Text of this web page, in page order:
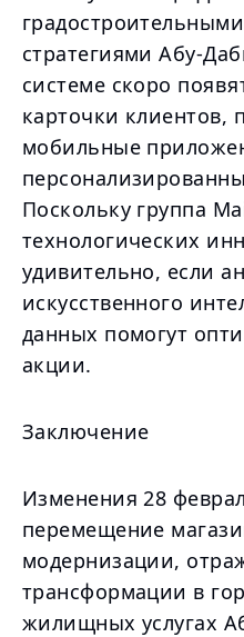
стратегиями Абу-
системе скоро
карточки клиентов,
мобильные
Поскольку группа
технологических
удивительно, если
искусственного
данных помогут
акции.
Заключение
Изменения 28
перемещение
модернизации,
трансформации в
жилищных услугах